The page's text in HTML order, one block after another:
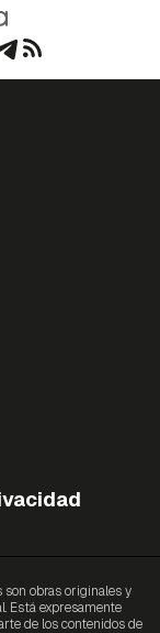
obras originales y
Está expresamente
de los contenidos de